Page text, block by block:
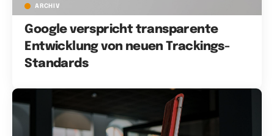
ARCHIV
Google verspricht transparente
Entwicklung von neuen Trackings-
Standards